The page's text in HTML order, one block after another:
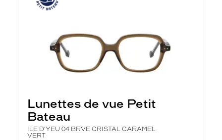
Lunettes de vue Petit
Bateau
ILE D'YEU 04 BRVE CRISTAL CARAMEL
VERT